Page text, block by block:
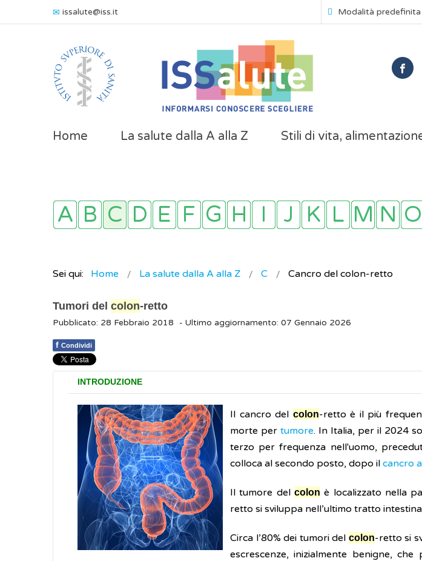
issalute@iss.it Modalità predefinita
Home La salute dalla A alla Z Stili di vita,
Sei qui: Home La salute dalla A alla Z C Cancro del colon-retto
Tumori del colon-retto
Pubblicato: 28 Febbraio 2018 - Ultimo aggiornamento: 07 Gennaio 2026
f Condividi
INTRODUZIONE
Il cancro del colon-retto è il più
morte per tumore. In Italia, per il 2024
terzo per frequenza nell'uomo,
colloca al secondo posto, dopo il cancro
Il tumore delcolon è localizzato nella
retto si sviluppa nell’ultimo tratto
Circa l’80% dei tumori del colon-retto si
escrescenze, inizialmente benigne,